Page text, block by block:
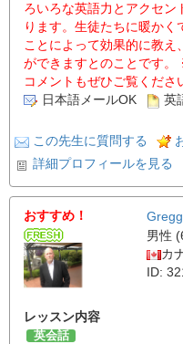
ろいろな英語力とアクセン
ります。生徒たちに暖か
ことによって効果的に教え
ができますとのことです
コメントもぜひご覧くださ
日本語メールOK
英
この先生に質問する
詳細プロフィールを見る
おすすめ！
Gregg
男性
カ
ID:
レッスン内容
英会話